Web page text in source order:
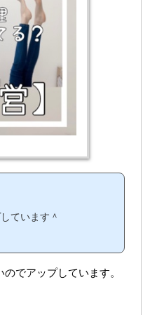
ています＾
でアップしています。